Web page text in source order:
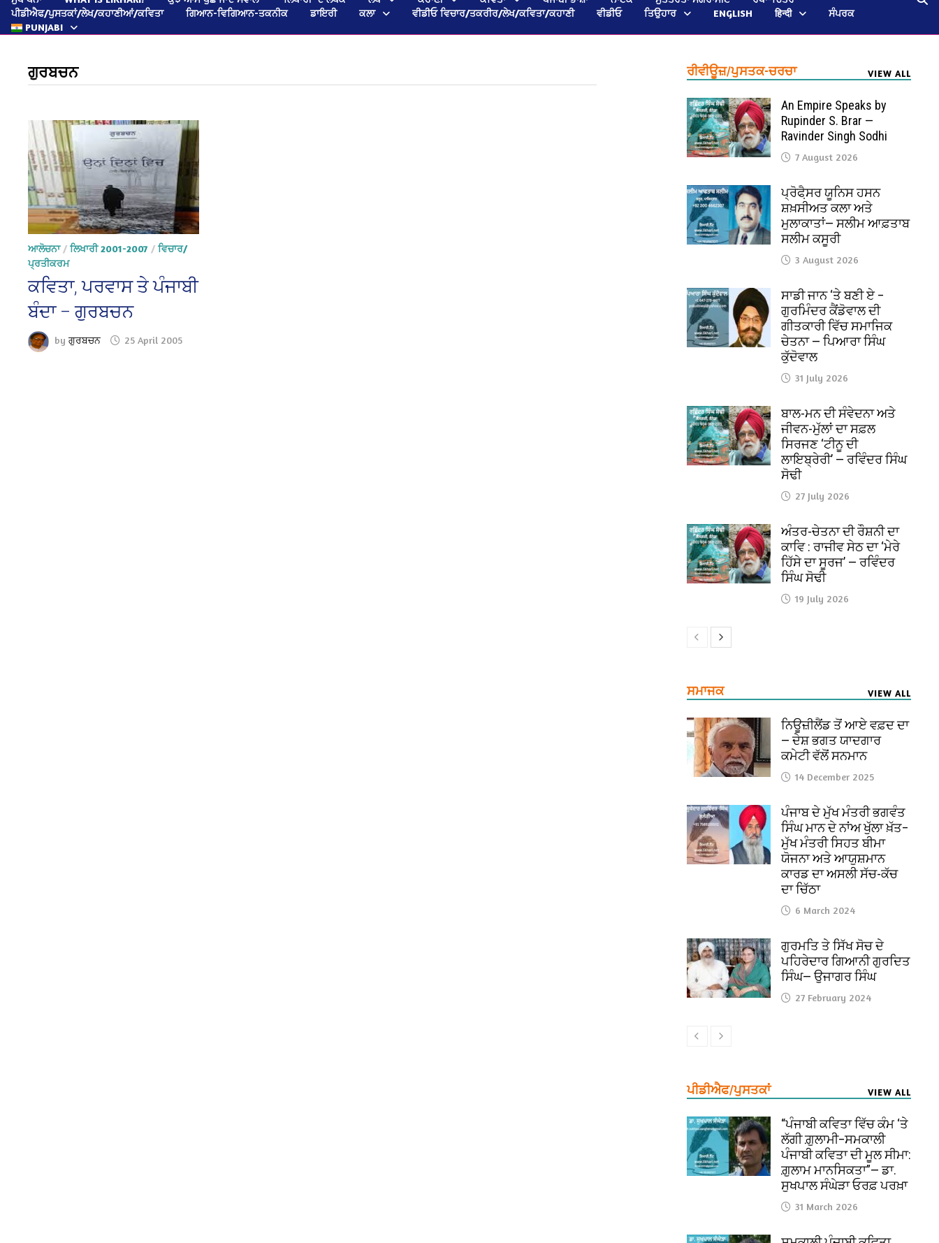
ਪੀਡੀਐਫ/ਪੁਸਤਕਾਂ/ਲੇਖ/ਕਹਾਣੀਆਂ/ਕਵਿਤਾ
ਗਿਆਨ-ਵਿਗਿਆਨ-ਤਕਨੀਕ ਡਾਇਰੀ ਕਲਾ ਵੀਡੀਓ ਵਿਚਾਰ/ਤਕਰੀਰ/ਲੇਖ/ਕਵਿਤਾ/ਕਹਾਣੀ ਵੀਡੀਓ ਤਿਉਹਾਰ ENGLISH हिन्दी
ਸੰਪਰਕ
PUNJABI
ਗੁਰਬਚਨ
ਆਲੋਚਨਾ/ਲਿਖਾਰੀ 2001-2007 /ਵਿਚਾਰ/
ਪ੍ਰਤੀਕਰਮ
ਕਵਿਤਾ, ਪਰਵਾਸ ਤੇ ਪੰਜਾਬੀ
ਬੰਦਾ – ਗੁਰਬਚਨ
byਗੁਰਬਚਨ 25 April 2005
ਰੀਵੀਊਜ਼/ਪੁਸਤਕ-ਚਰਚਾ VIEW ALL
An Empire Speaks by
Rupinder S. Brar —
Ravinder Singh Sodhi
7 August 2026
ਪ੍ਰੋਫੈ਼ਸਰ ਯੂਨਿਸ ਹਸਨ
ਸ਼ਖ਼ਸੀਅਤ ਕਲਾ ਅਤੇ
ਮੁਲਾਕਾਤਾਂ— ਸਲੀਮ ਆਫ਼ਤਾਬ
ਸਲੀਮ ਕਸੂਰੀ
3 August 2026
ਸਾਡੀ ਜਾਨ ‘ਤੇ ਬਣੀ ਏ –
ਗੁਰਮਿੰਦਰ ਕੈਂਡੋਵਾਲ ਦੀ
ਗੀਤਕਾਰੀ ਵਿੱਚ ਸਮਾਜਿਕ
ਚੇਤਨਾ — ਪਿਆਰਾ ਸਿੰਘ
ਕੁੱਦੋਵਾਲ
31 July 2026
ਬਾਲ-ਮਨ ਦੀ ਸੰਵੇਦਨਾ ਅਤੇ
ਜੀਵਨ-ਮੁੱਲਾਂ ਦਾ ਸਫ਼ਲ
ਸਿਰਜਣ ‘ਟੀਨੂ ਦੀ
ਲਾਇਬ੍ਰੇਰੀ’ — ਰਵਿੰਦਰ ਸਿੰਘ
ਸੋਢੀ
27 July 2026
ਅੰਤਰ-ਚੇਤਨਾ ਦੀ ਰੌਸ਼ਨੀ ਦਾ
ਕਾਵਿ : ਰਾਜੀਵ ਸੇਠ ਦਾ ‘ਮੇਰੇ
ਹਿੱਸੇ ਦਾ ਸੂਰਜ’ — ਰਵਿੰਦਰ
ਸਿੰਘ ਸੋਢੀ
19 July 2026
ਸਮਾਜਕ VIEW ALL
ਨਿਊਜ਼ੀਲੈਂਡ ਤੋਂ ਆਏ ਵਫ਼ਦ ਦਾ
— ਦੇਸ਼ ਭਗਤ ਯਾਦਗਾਰ
ਕਮੇਟੀ ਵੱਲੋਂ ਸਨਮਾਨ
14 December 2025
ਪੰਜਾਬ ਦੇ ਮੁੱਖ ਮੰਤਰੀ ਭਗਵੰਤ
ਸਿੰਘ ਮਾਨ ਦੇ ਨਾਂਅ ਖੁੱਲਾ ਖ਼ੱਤ–
ਮੁੱਖ ਮੰਤਰੀ ਸਿਹਤ ਬੀਮਾ
ਯੋਜਨਾ ਅਤੇ ਆਯੁਸ਼ਮਾਨ
ਕਾਰਡ ਦਾ ਅਸਲੀ ਸੱਚ-ਕੱਚ
ਦਾ ਚਿੱਠਾ
6 March 2024
ਗੁਰਮਤਿ ਤੇ ਸਿੱਖ ਸੋਚ ਦੇ
ਪਹਿਰੇਦਾਰ ਗਿਆਨੀ ਗੁਰਦਿਤ
ਸਿੰਘ— ਉਜਾਗਰ ਸਿੰਘ
27 February 2024
ਪੀਡੀਐਫ/ਪੁਸਤਕਾਂ VIEW ALL
“ਪੰਜਾਬੀ ਕਵਿਤਾ ਵਿੱਚ ਕੰਮ ‘ਤੇ
ਲੱਗੀ ਗ਼ੁਲਾਮੀ–ਸਮਕਾਲੀ
ਪੰਜਾਬੀ ਕਵਿਤਾ ਦੀ ਮੂਲ ਸੀਮਾ:
ਗ਼ੁਲਾਮ ਮਾਨਸਿਕਤਾ”— ਡਾ.
ਸੁਖਪਾਲ ਸੰਘੇੜਾ ਓਰਫ਼ ਪਰਖ਼ਾ
31 March 2026